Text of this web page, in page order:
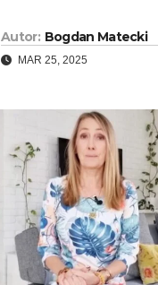
Autor: Bogdan Matecki
MAR 25, 2025